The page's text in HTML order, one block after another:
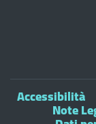
Accessibilità
Note